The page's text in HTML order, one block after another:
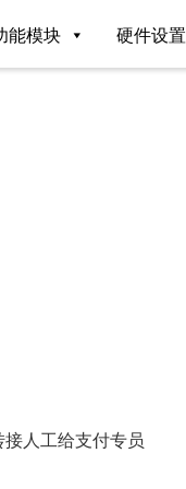
能模块 硬件设置
人工给支付专员